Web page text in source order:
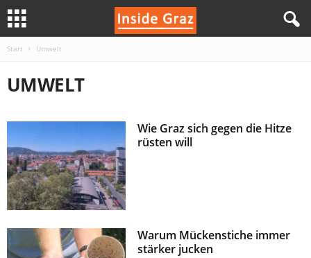
Start Umwelt
UMWELT
Wie Graz sich gegen die Hitze
rüsten will
Warum Mückenstiche immer
stärker jucken